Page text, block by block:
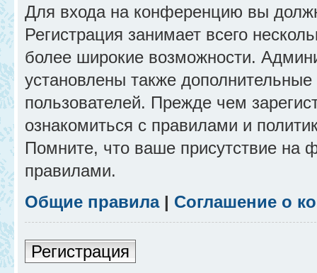
Для входа на конференцию вы
Регистрация занимает всего
более широкие возможности.
установлены также
пользователей. Прежде чем
ознакомиться с правилами и
Помните, что ваше присутствие на
правилами.
Общие правила| Соглашение о
Регистрация